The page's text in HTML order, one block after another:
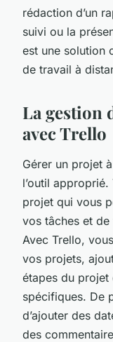
rédaction d’un
suivi ou la
est une solution
de travail à
La gestion
avec Trello
Gérer un projet
l’outil
projet qui vous
vos tâches et
Avec Trello,
vos projets,
étapes du projet
spécifiques. De
d’ajouter des
des